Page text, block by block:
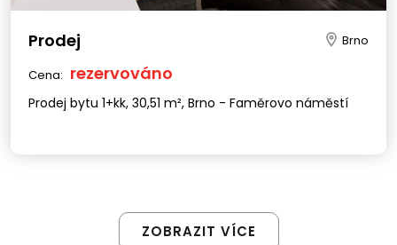
Prodej Brno
Cena: rezervováno
Prodej bytu 1+kk, 30,51 m², Brno - Faměrovo náměstí
ZOBRAZIT VÍCE